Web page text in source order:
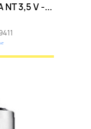
NT 3,5 V -...
HT